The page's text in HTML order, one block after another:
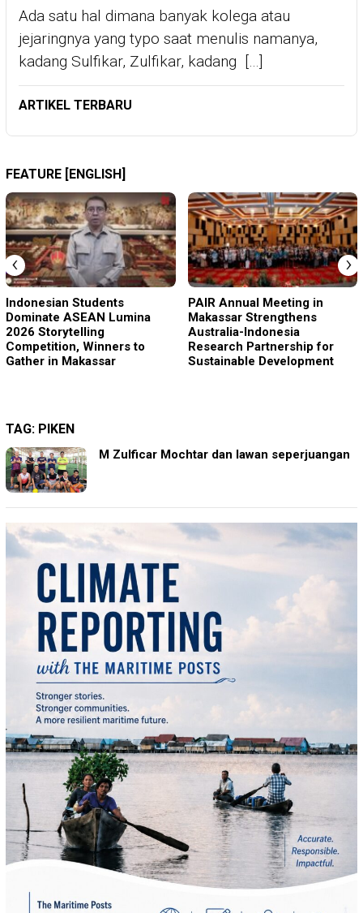
Ada satu hal dimana banyak kolega atau
jejaringnya yang typo saat menulis namanya,
kadang Sulfikar, Zulfikar, kadang […]
ARTIKEL TERBARU
FEATURE [ENGLISH]
Indonesian Students
Dominate ASEAN Lumina
2026 Storytelling
Competition, Winners to
Gather in Makassar
PAIR Annual Meeting in
Makassar Strengthens
Australia-Indonesia
Research Partnership for
Sustainable Development
‹ ›
TAG: PIKEN
M Zulficar Mochtar dan lawan seperjuangan